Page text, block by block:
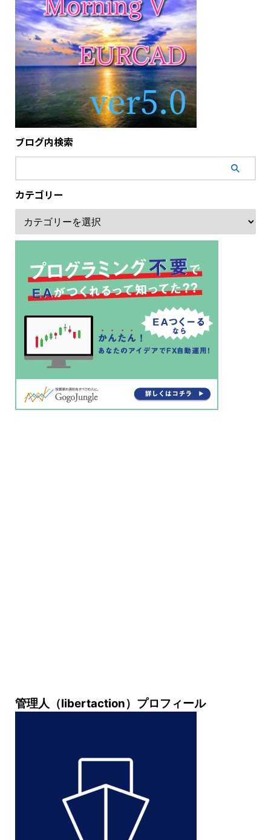
ブログ内検索
カテゴリー
管理人（libertaction）プロフィール